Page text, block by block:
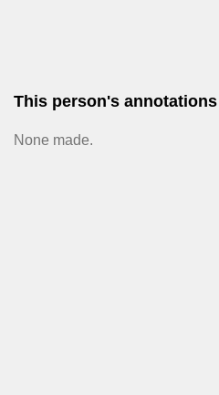
This person's annotations
None made.